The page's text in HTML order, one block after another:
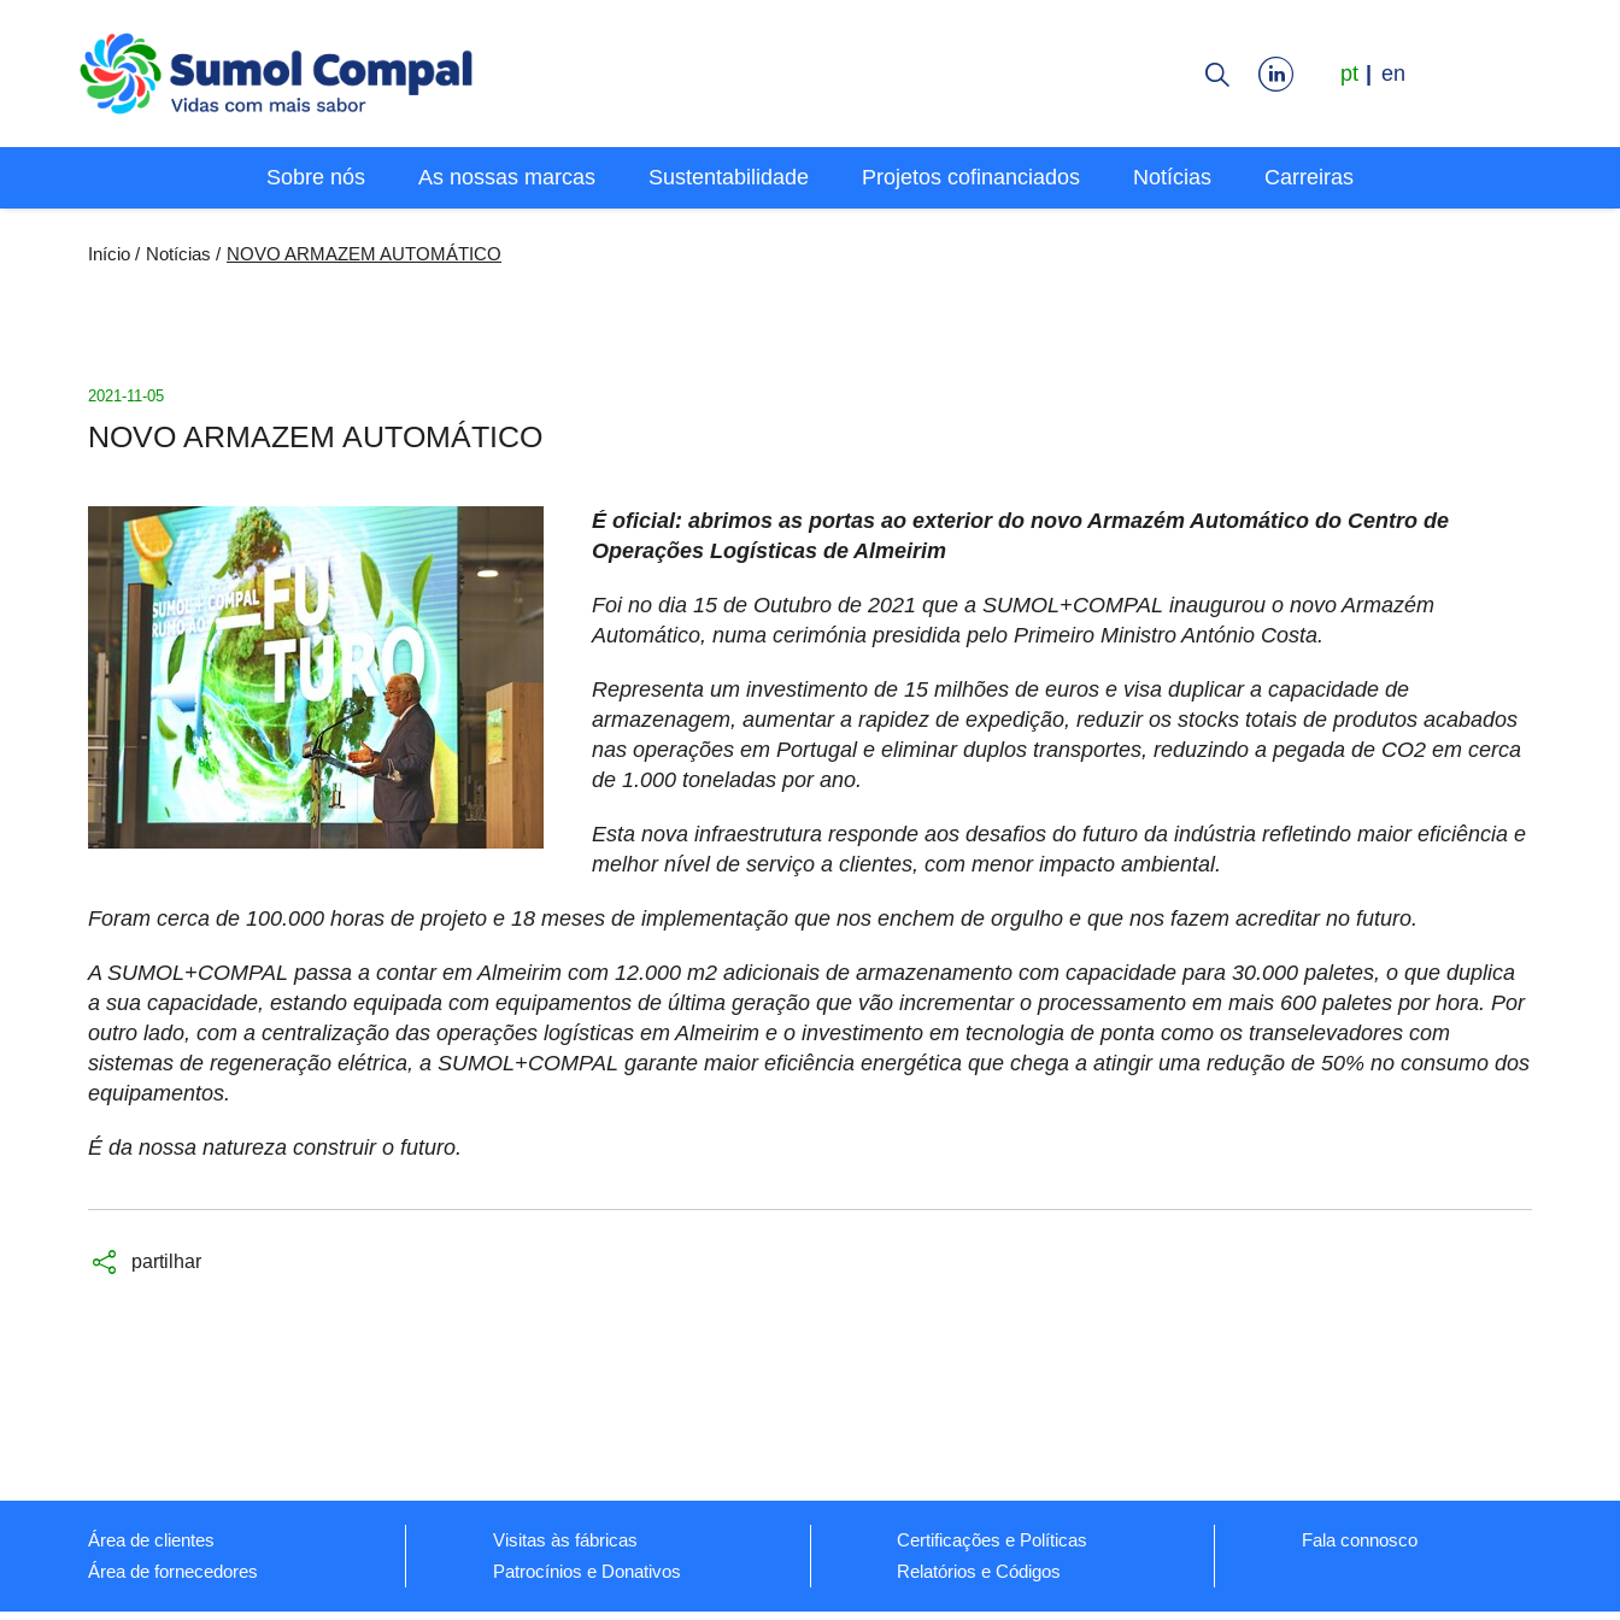
pt en
Sobre nós As nossas marcas Sustentabilidade Projetos cofinanciados Notícias Carreiras
Navegação
Início Notícias NOVO ARMAZEM AUTOMÁTICO
2021-11-05
NOVO ARMAZEM AUTOMÁTICO
É oficial: abrimos as portas ao exterior do novo Armazém Automático do Centro de
Operações Logísticas de Almeirim
Foi no dia 15 de Outubro de 2021 que a SUMOL+COMPAL inaugurou o novo Armazém
Automático, numa cerimónia presidida pelo Primeiro Ministro António Costa.
Representa um investimento de 15 milhões de euros e visa duplicar a capacidade de
armazenagem, aumentar a rapidez de expedição, reduzir os stocks totais de produtos acabados
nas operações em Portugal e eliminar duplos transportes, reduzindo a pegada de CO2 em cerca
de 1.000 toneladas por ano.
Esta nova infraestrutura responde aos desafios do futuro da indústria refletindo maior eficiência e
melhor nível de serviço a clientes, com menor impacto ambiental.
Foram cerca de 100.000 horas de projeto e 18 meses de implementação que nos enchem de orgulho e que nos fazem acreditar no futuro.
A SUMOL+COMPAL passa a contar em Almeirim com 12.000 m2 adicionais de armazenamento com capacidade para 30.000 paletes, o que duplica
a sua capacidade, estando equipada com equipamentos de última geração que vão incrementar o processamento em mais 600 paletes por hora. Por
outro lado, com a centralização das operações logísticas em Almeirim e o investimento em tecnologia de ponta como os transelevadores com
sistemas de regeneração elétrica, a SUMOL+COMPAL garante maior eficiência energética que chega a atingir uma redução de 50% no consumo dos
equipamentos.
É da nossa natureza construir o futuro.
partilhar
Área de clientes
Área de fornecedores
Visitas às fábricas
Patrocínios e Donativos
Certificações e Políticas
Relatórios e Códigos
Fala connosco